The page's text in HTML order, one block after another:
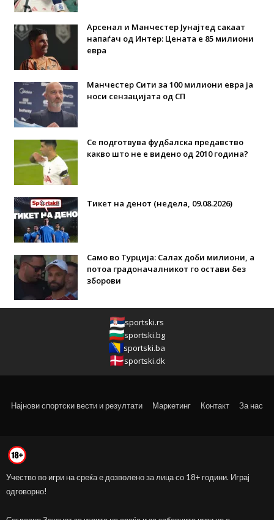
Арсенал и Манчестер Јунајтед сакаат
напаѓач од Интер: Цената е 85 милиони
евра
Манчестер Сити за 100 милиони евра ја
носи сензацијата од СП
Се подготвува фудбалска предавство
какво што не е видено од 2010 година?
Тикет на денот (недела, 09.08.2026)
Само во Турција: Салах доби милиони, а
потоа градоначалникот го остави без
зборови
sportski.rs
sportski.bg
sportski.ba
sportski.dk
Најнови спортски вести и резултати Маркетинг Контакт За нас
Учество во игри на среќа е дозволено за лица со 18+ години. Играј
одговорно!